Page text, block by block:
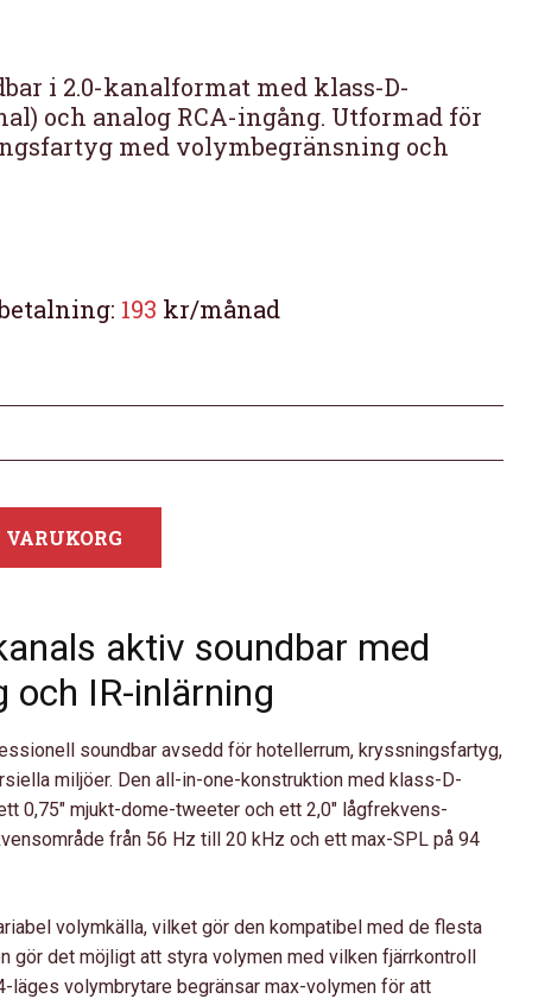
i 2.0-kanalformat med klass-D-
och analog RCA-ingång. Utformad för
med volymbegränsning och
193 kr/månad
aktiv soundbar med
och IR-inlärning
soundbar avsedd för hotellerrum, kryssningsfartyg,
miljöer. Den all-in-one-konstruktion med klass-D-
0,75″ mjukt-dome-tweeter och ett 2,0″ lågfrekvens-
från 56 Hz till 20 kHz och ett max-SPL på 94
volymkälla, vilket gör den kompatibel med de flesta
gör det möjligt att styra volymen med vilken fjärrkontroll
läges volymbrytare begränsar max-volymen för att